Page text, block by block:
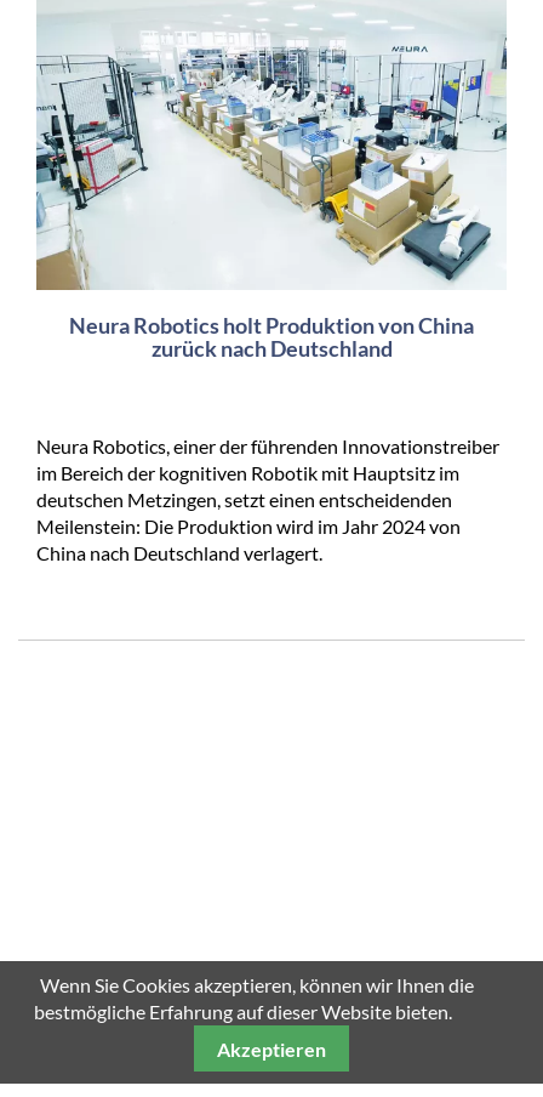
Neura Robotics holt Produktion von China
zurück nach Deutschland
Neura Robotics, einer der führenden Innovationstreiber
im Bereich der kognitiven Robotik mit Hauptsitz im
deutschen Metzingen, setzt einen entscheidenden
Meilenstein: Die Produktion wird im Jahr 2024 von
China nach Deutschland verlagert.
Wenn Sie Cookies akzeptieren, können wir Ihnen die
bestmögliche Erfahrung auf dieser Website bieten.
Akzeptieren